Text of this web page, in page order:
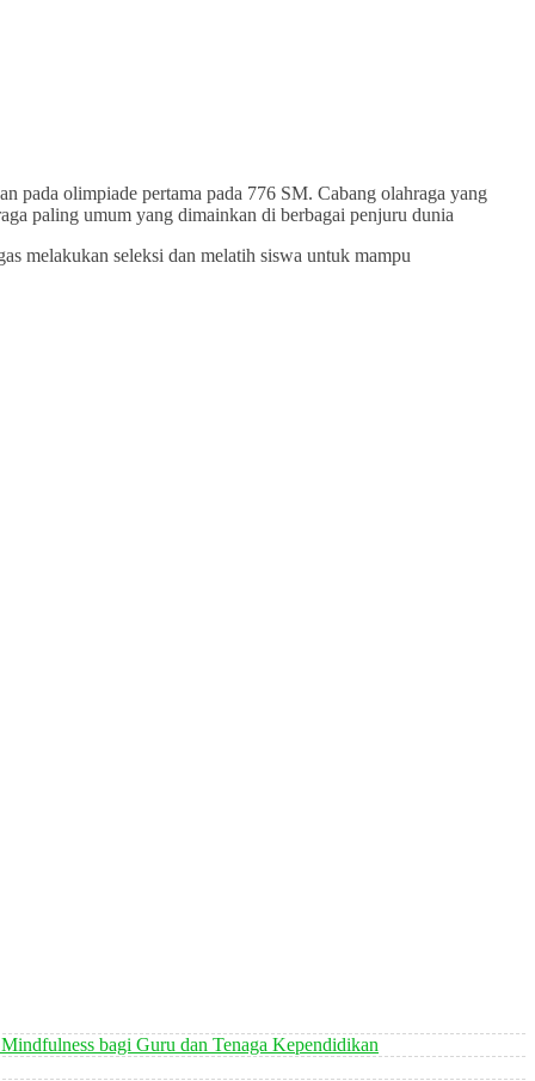
pada olimpiade pertama pada 776 SM. Cabang olahraga yang
paling umum yang dimainkan di berbagai penjuru dunia
melakukan seleksi dan melatih siswa untuk mampu
bagi Guru dan Tenaga Kependidikan